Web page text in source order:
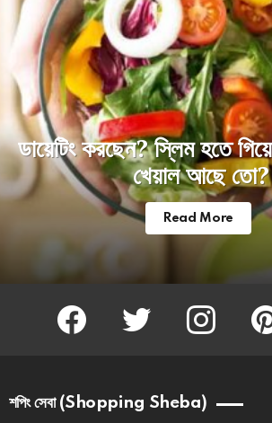
ডায়েটিং করছেন? স্লিম হতে গিয়ে
খেয়াল আছে তো?
Read More
facebook twitter instagram
শপিং সেবা (Shopping Sheba)